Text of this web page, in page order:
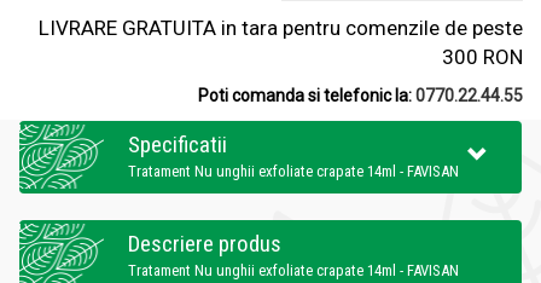
LIVRARE GRATUITA in tara pentru comenzile de peste
300 RON
Poti comanda si telefonic la:0770.22.44.55
Specificatii
Tratament Nu unghii exfoliate crapate 14ml - FAVISAN
Descriere produs
Tratament Nu unghii exfoliate crapate 14ml - FAVISAN